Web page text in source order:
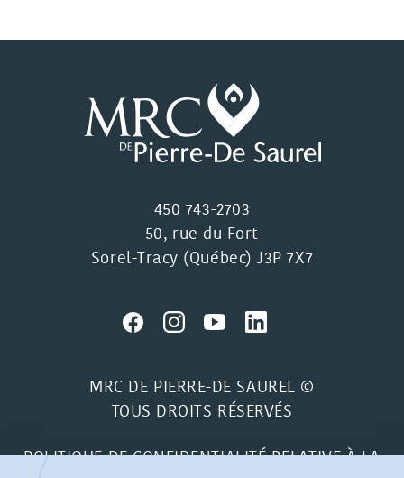
450 743-2703
50, rue du Fort
Sorel-Tracy (Québec) J3P 7X7
MRC DE PIERRE-DE SAUREL ©
TOUS DROITS RÉSERVÉS
POLITIQUE DE CONFIDENTIALITÉ RELATIVE À LA